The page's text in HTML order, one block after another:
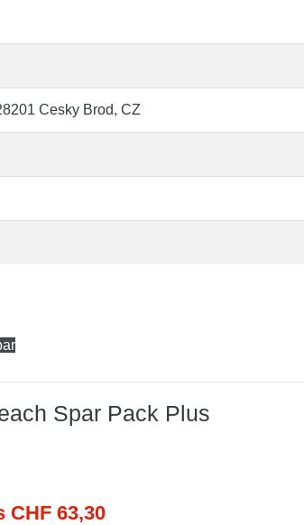
Cesky Brod, CZ
Spar Pack Plus
CHF 63,30